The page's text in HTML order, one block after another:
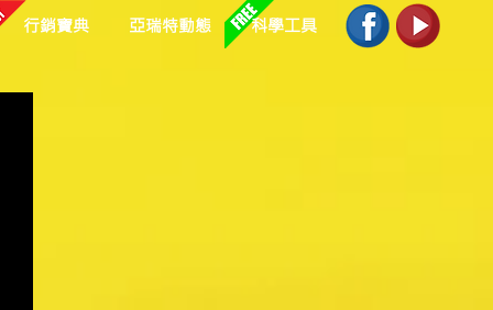
行銷寶典 亞瑞特動態 科學工具